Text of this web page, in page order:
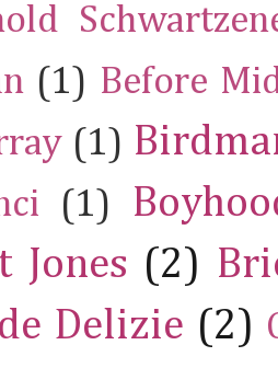
(1) Before
(1)
(1)
Jones (2)
Delizie (2)